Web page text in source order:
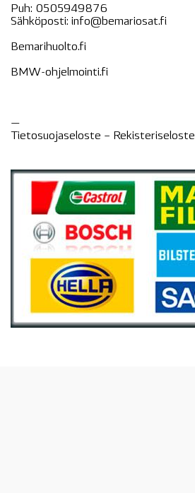
Puh: 0505949876
Sähköposti: info@bemariosat.fi
Bemarihuolto.fi
BMW-ohjelmointi.fi
—
Tietosuojaseloste – Rekisteriseloste